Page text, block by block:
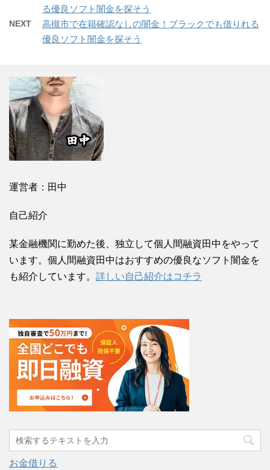
る優良ソフト闇金を探そう
NEXT
高槻市で在籍確認なしの闇金！ブラックでも借りれる
優良ソフト闇金を探そう
運営者：田中
自己紹介
某金融機関に勤めた後、独立して個人間融資田中をやって
います。個人間融資田中はおすすめの優良なソフト闇金を
も紹介しています。 詳しい自己紹介はコチラ
お金借りる